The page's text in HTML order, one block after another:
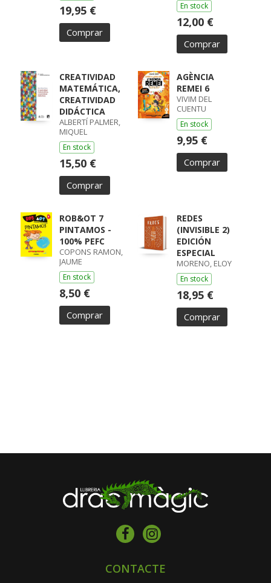
19,95 €
Comprar
En stock
12,00 €
Comprar
CREATIVIDAD
MATEMÁTICA,
CREATIVIDAD
DIDÁCTICA
ALBERTÍ PALMER,
MIQUEL
En stock
15,50 €
Comprar
AGÈNCIA
REMEI 6
VIVIM DEL
CUENTU
En stock
9,95 €
Comprar
ROB&OT 7
PINTAMOS -
100% PEFC
COPONS RAMON,
JAUME
En stock
8,50 €
Comprar
REDES
(INVISIBLE 2)
EDICIÓN
ESPECIAL
MORENO, ELOY
En stock
18,95 €
Comprar
CONTACTE